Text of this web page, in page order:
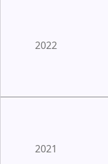
2022
2021